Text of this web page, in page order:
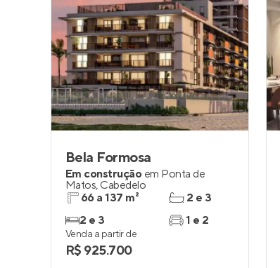
Bela Formosa
Em construção em Ponta de
Matos, Cabedelo
66 a 137 m²
2 e 3
2 e 3
1 e 2
Venda a partir de
R$ 925.700